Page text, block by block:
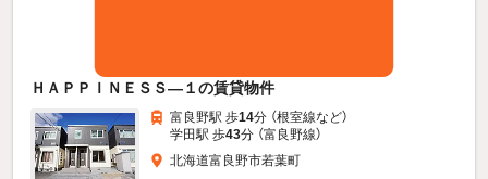
ＨＡＰＰＩＮＥＳＳ—１の賃貸物件
富良野駅 歩14分 （根室線など）
学田駅 歩43分 （富良野線）
北海道富良野市若葉町